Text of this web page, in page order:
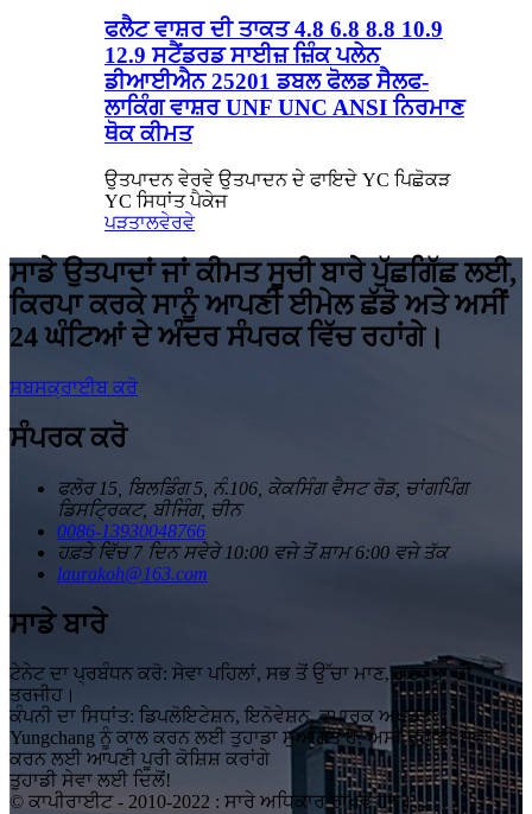
ਫਲੈਟ ਵਾਸ਼ਰ ਦੀ ਤਾਕਤ 4.8 6.8 8.8 10.9
12.9 ਸਟੈਂਡਰਡ ਸਾਈਜ਼ ਜ਼ਿੰਕ ਪਲੇਨ
ਡੀਆਈਐਨ 25201 ਡਬਲ ਫੋਲਡ ਸੈਲਫ-
ਲਾਕਿੰਗ ਵਾਸ਼ਰ UNF UNC ANSI ਨਿਰਮਾਣ
ਥੋਕ ਕੀਮਤ
ਉਤਪਾਦਨ ਵੇਰਵੇ ਉਤਪਾਦਨ ਦੇ ਫਾਇਦੇ YC ਪਿਛੋਕੜ
YC ਸਿਧਾਂਤ ਪੈਕੇਜ
ਪੜਤਾਲਵੇਰਵੇ
ਸਾਡੇ ਉਤਪਾਦਾਂ ਜਾਂ ਕੀਮਤ ਸੂਚੀ ਬਾਰੇ ਪੁੱਛਗਿੱਛ ਲਈ,
ਕਿਰਪਾ ਕਰਕੇ ਸਾਨੂੰ ਆਪਣੀ ਈਮੇਲ ਛੱਡੋ ਅਤੇ ਅਸੀਂ
24 ਘੰਟਿਆਂ ਦੇ ਅੰਦਰ ਸੰਪਰਕ ਵਿੱਚ ਰਹਾਂਗੇ।
ਸਬਸਕ੍ਰਾਈਬ ਕਰੋ
ਸੰਪਰਕ ਕਰੋ
ਫਲੋਰ 15, ਬਿਲਡਿੰਗ 5, ਨੰ.106, ਕੇਕਸਿੰਗ ਵੈਸਟ ਰੋਡ, ਚਾਂਗਪਿੰਗ
ਡਿਸਟ੍ਰਿਕਟ, ਬੀਜਿੰਗ, ਚੀਨ
0086-13930048766
ਹਫ਼ਤੇ ਵਿੱਚ 7 ​​ਦਿਨ ਸਵੇਰੇ 10:00 ਵਜੇ ਤੋਂ ਸ਼ਾਮ 6:00 ਵਜੇ ਤੱਕ
laurakoh@163.com
ਸਾਡੇ ਬਾਰੇ
ਟੇਨੇਟ ਦਾ ਪ੍ਰਬੰਧਨ ਕਰੋ: ਸੇਵਾ ਪਹਿਲਾਂ, ਸਭ ਤੋਂ ਉੱਚਾ ਮਾਣ, ਗੁਣਵੱਤਾ ਦੀ
ਤਰਜੀਹ।
ਕੰਪਨੀ ਦਾ ਸਿਧਾਂਤ: ਡਿਪਲੋਇਟੇਸ਼ਨ, ਇਨੋਵੇਸ਼ਨ, ਵਪਾਰਕ ਅਖੰਡਤਾ।
Yungchang ਨੂੰ ਕਾਲ ਕਰਨ ਲਈ ਤੁਹਾਡਾ ਸੁਆਗਤ ਹੈ, ਅਸੀਂ ਤੁਹਾਡੀ ਸੇਵਾ
ਕਰਨ ਲਈ ਆਪਣੀ ਪੂਰੀ ਕੋਸ਼ਿਸ਼ ਕਰਾਂਗੇ
ਤੁਹਾਡੀ ਸੇਵਾ ਲਈ ਦਿਲੋਂ!
© ਕਾਪੀਰਾਈਟ - 2010-2022 : ਸਾਰੇ ਅਧਿਕਾਰ ਰਾਖਵੇਂ ਹਨ।, , , , , , ,